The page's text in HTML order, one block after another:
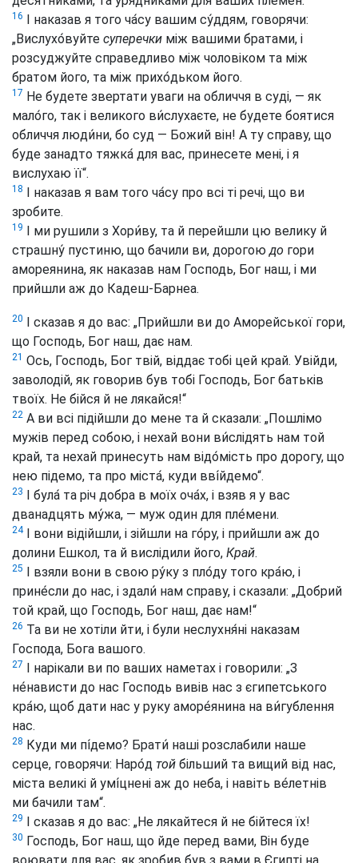
16
І наказав я того ча́су вашим су́ддям, говорячи:
„Вислухо́вуйте суперечки між вашими братами, і
розсуджуйте справедливо між чоловіком та між
братом його, та між прихо́дьком його.
17 Не будете звертати уваги на обличчя в суді, — як
мало́го, так і великого ви́слухаєте, не будете боятися
обличчя люди́ни, бо суд — Божий він! А ту справу, що
буде занадто тяжка́ для вас, принесете мені, і я
вислухаю її“.
18
I наказав я вам того ча́су про всі ті речі, що ви
зробите.
19
І ми рушили з Хори́ву, та й перейшли цю велику й
страшну́ пустиню, що бачили ви, дорогоюдо гори
амореянина, як наказав нам Господь, Бог наш, і ми
прийшли аж до Кадеш-Барнеа.
20 І сказав я до вас: „Прийшли ви до Аморейської гори,
що Господь, Бог наш, дає нам.
21 Ось, Господь, Бог твій, віддає тобі цей край. Увійди,
заволодій, як говорив був тобі Господь, Бог батьків
твоїх. Не бійся й не лякайся!“
22 А ви всі підійшли до мене та й сказали: „Пошлімо
мужів перед собою, і нехай вони ви́слідять нам той
край, та нехай принесуть нам відо́мість про дорогу, що
нею підемо, та про міста́, куди вві́йдемо“.
23 І була́ та річ добра в моїх оча́х, і взяв я у вас
дванадцять му́жа, — муж один для пле́мени.
24І вони відійшли, і зійшли на го́ру, і прийшли аж до
долини Ешкол, та й вислідили його, Край.
25 І взяли вони в свою ру́ку з пло́ду того кра́ю, і
прине́сли до нас, і здали́ нам справу, і сказали: „Добрий
той край, що Господь, Бог наш, дає нам!“
26 Та ви не хотіли йти, і були неслухня́ні наказам
Господа, Бога вашого.
27 І нарікали ви по ваших наметах і говорили: „З
не́нависти до нас Господь вивів нас з єгипетського
кра́ю, щоб дати нас у руку аморе́янина на ви́гублення
нас.
28 Куди ми пі́демо? Брати́ наші розслабили наше
серце, говорячи: Наро́д той більший та вищий від нас,
міста великі й умі́цнені аж до неба, і навіть ве́летнів
ми бачили там“.
29 І сказав я до вас: „Не лякайтеся й не бійтеся їх!
30 Господь, Бог наш, що йде перед вами, Він буде